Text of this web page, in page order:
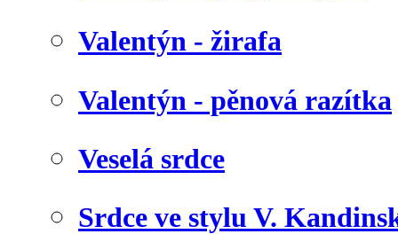
Valentýn - žirafa
Valentýn - pěnová razítka
Veselá srdce
Srdce ve stylu V.